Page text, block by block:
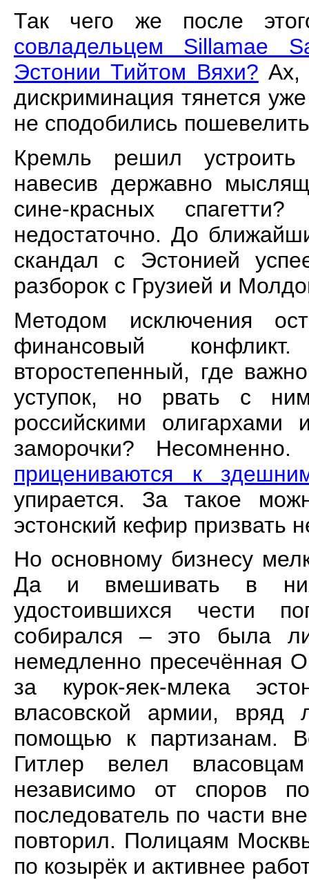
Так чего же после
совладельцем Sillamae
Эстонии Тийтом Вяхи? Ах,
дискриминация тянется
не сподобились
Кремль решил
навесив державно
сине-красных
недостаточно. До
скандал с Эстонией
разборок с Грузией и
Методом исключения
финансовый
второстепенный, где
уступок, но рвать с
российскими олигархами
заморочки?
прицениваются к
упирается. За такое
эстонский кефир призвать
Но основному бизнесу
Да и вмешивать в них
удостоившихся чести
собирался – это была
немедленно пресечённая
за курок-яек-млека
власовской армии,
помощью к партизанам.
Гитлер велел
независимо от споров
последователь по части
повторил. Полицаям
по козырёк и активнее